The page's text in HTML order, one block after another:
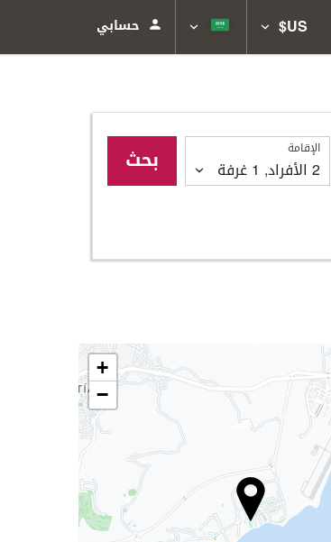
US$
حسابي
الإقامة
الإقامة
2 الأفراد,
1غرفة بحث
+
−